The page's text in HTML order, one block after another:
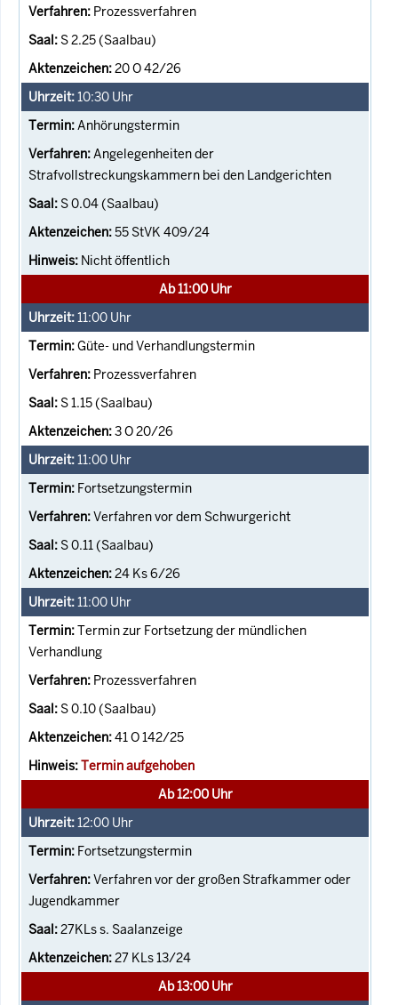
Prozessverfahren
S 2.25 (Saalbau)
20 O 42/26
10:30 Uhr
Anhörungstermin
Angelegenheiten der
Strafvollstreckungskammern bei den Landgerichten
S 0.04 (Saalbau)
55 StVK 409/24
Nicht öffentlich
Ab 11:00 Uhr
11:00 Uhr
Güte- und Verhandlungstermin
Prozessverfahren
S 1.15 (Saalbau)
3 O 20/26
11:00 Uhr
Fortsetzungstermin
Verfahren vor dem Schwurgericht
S 0.11 (Saalbau)
24 Ks 6/26
11:00 Uhr
Termin zur Fortsetzung der mündlichen
Verhandlung
Prozessverfahren
S 0.10 (Saalbau)
41 O 142/25
Termin aufgehoben
Ab 12:00 Uhr
12:00 Uhr
Fortsetzungstermin
Verfahren vor der großen Strafkammer oder
Jugendkammer
27KLs s. Saalanzeige
27 KLs 13/24
Ab 13:00 Uhr